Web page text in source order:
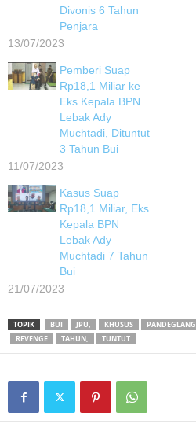
Divonis 6 Tahun
Penjara
13/07/2023
Pemberi Suap
Rp18,1 Miliar ke
Eks Kepala BPN
Lebak Ady
Muchtadi, Dituntut
3 Tahun Bui
11/07/2023
Kasus Suap
Rp18,1 Miliar, Eks
Kepala BPN
Lebak Ady
Muchtadi 7 Tahun
Bui
21/07/2023
TOPIK BUI JPU, KHUSUS PANDEGLANG
REVENGE
TAHUN, TUNTUT